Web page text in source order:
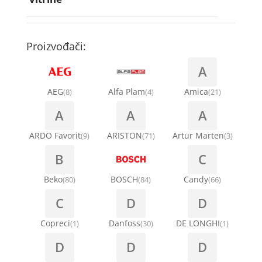
Ručice za vrata za veš mašinu
Šarke za veš mašine
Stakla i okviri vrata za veš mašinu
Termostati i hidrostati za veš mašine
Točkići za sudo mašine
Kompresori za klima uređaje
Kondenz creva
Nosači za klimu
Ostali materijal za montažu klima uređaja
Proizvođači:
AEG(8) Alfa Plam(4)
A
Amica(21)
A
ARDO Favorit(9)
A
ARISTON(71)
A
Artur Marten(3)
B
Beko(80) BOSCH(84)
C
Candy(66)
C
Copreci(1)
D
Danfoss(30)
D
DE LONGHI(1)
D D D